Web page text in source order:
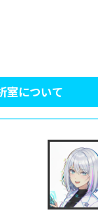
室について